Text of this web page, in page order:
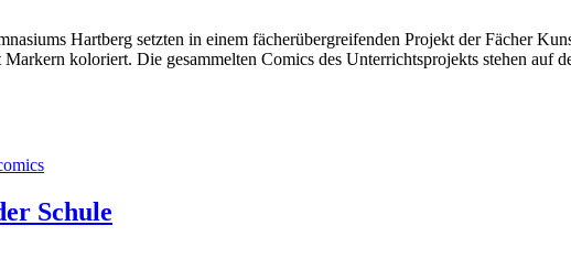
Hartberg setzten in einem fächerübergreifenden Projekt der Fächer
koloriert. Die gesammelten Comics des Unterrichtsprojekts stehen auf
Schule